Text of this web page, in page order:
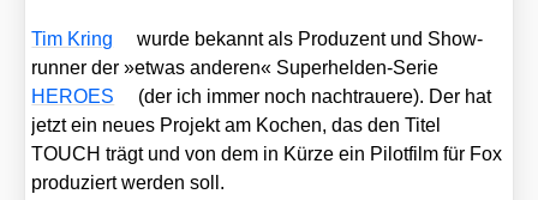
Tim Kring
wur­de bekannt als Pro­du­zent und Show­
run­ner der »etwas ande­ren« Super­hel­den-Serie
HEROES
(der ich immer noch nach­traue­re). Der hat
jetzt ein neu­es Pro­jekt am Kochen, das den Titel
TOUCH trägt und von dem in Kür­ze ein Pilot­film für Fox
pro­du­ziert wer­den soll.